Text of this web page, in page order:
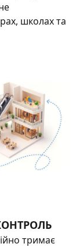
школах та
тримає